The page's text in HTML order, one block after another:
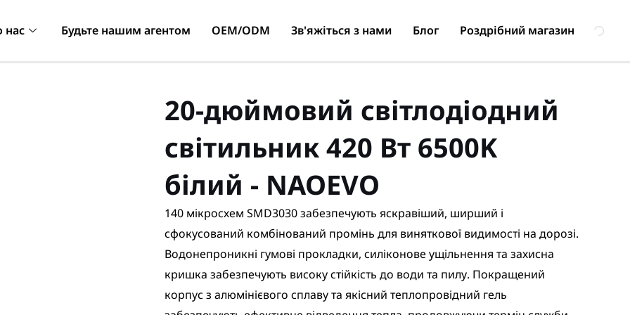
нас Будьте нашим агентом OEM/ODM Зв'яжіться з нами Блог Роздрібний магазин
20-дюймовий світлодіодний
світильник 420 Вт 6500K
білий - NAOEVO
140 мікросхем SMD3030 забезпечують яскравіший, ширший і
сфокусований комбінований промінь для виняткової видимості на дорозі.
Водонепроникні гумові прокладки, силіконове ущільнення та захисна
кришка забезпечують високу стійкість до води та пилу. Покращений
корпус з алюмінієвого сплаву та якісний теплопровідний гель